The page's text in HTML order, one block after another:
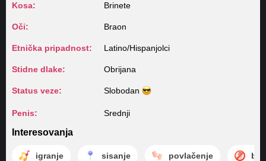
Kosa: Brinete
Oči: Braon
Etnička pripadnost: Latino/Hispanjolci
Stidne dlake: Obrijana
Status veze: Slobodan
Penis: Srednji
Interesovanja
igranje sisanje povlačenje